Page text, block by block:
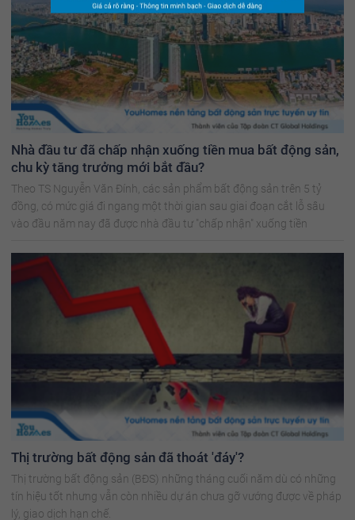
Nhà đầu tư đã chấp nhận xuống tiền mua bất động sản,
chu kỳ tăng trưởng mới bắt đầu?
Theo TS Nguyễn Văn Đính, các sản phẩm bất động sản trên 5 tỷ
đồng, có mức giá đi ngang một thời gian sau giai đoạn cắt lỗ sâu
vào đầu năm nay đã được nhà đầu tư "chấp nhận" xuống tiền
Thị trường bất động sản đã thoát 'đáy'?
Thị trường bất động sản (BĐS) những tháng cuối năm dù có những
tín hiệu tốt nhưng vẫn còn nhiều dự án chưa gỡ vướng được về pháp
lý, giao dịch hạn chế.